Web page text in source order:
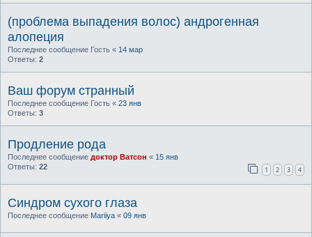
(проблема выпадения волос) андрогенная
алопеция
Последнее сообщение Гость « 14 мар
Ответы: 2
Ваш форум странный
Последнее сообщение Гость « 23 янв
Ответы: 3
Продление рода
Последнее сообщение доктор Ватсон « 15 янв
Ответы: 22 1 2 3 4
Синдром сухого глаза
Последнее сообщение Mariiya « 09 янв